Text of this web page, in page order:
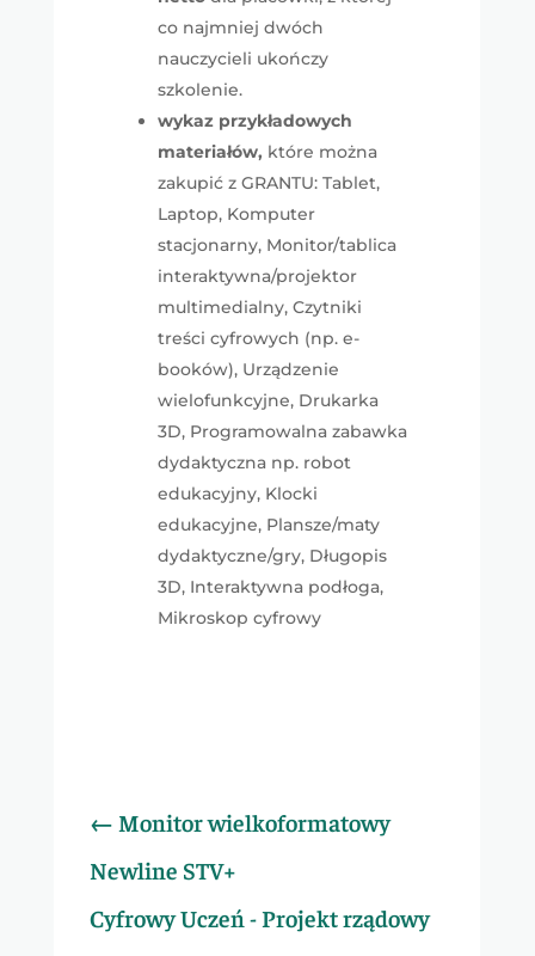
co najmniej dwóch
nauczycieli ukończy
szkolenie.
wykaz przykładowych
materiałów, które można
zakupić z GRANTU: Tablet,
Laptop, Komputer
stacjonarny, Monitor/tablica
interaktywna/projektor
multimedialny, Czytniki
treści cyfrowych (np. e-
booków), Urządzenie
wielofunkcyjne, Drukarka
3D, Programowalna zabawka
dydaktyczna np. robot
edukacyjny, Klocki
edukacyjne, Plansze/maty
dydaktyczne/gry, Długopis
3D, Interaktywna podłoga,
Mikroskop cyfrowy
← Monitor wielkoformatowy
Newline STV+
Cyfrowy Uczeń - Projekt rządowy